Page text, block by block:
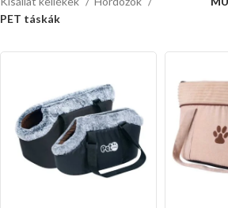
PET táskák